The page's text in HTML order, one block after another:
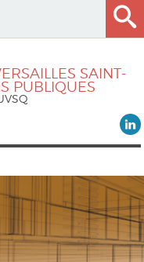
SAINT-
PUBLIQUES